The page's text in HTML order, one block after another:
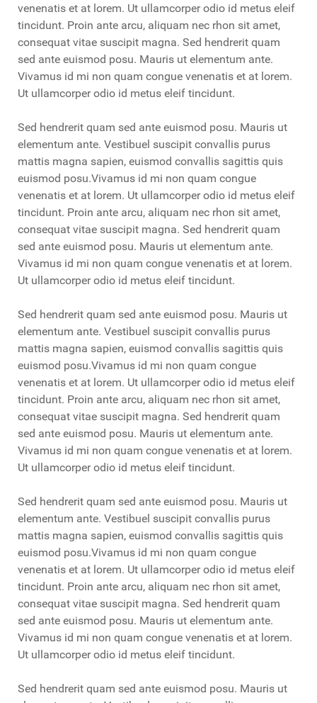
venenatis et at lorem. Ut ullamcorper odio id metus eleif
tincidunt. Proin ante arcu, aliquam nec rhon sit amet,
consequat vitae suscipit magna. Sed hendrerit quam
sed ante euismod posu. Mauris ut elementum ante.
Vivamus id mi non quam congue venenatis et at lorem.
Ut ullamcorper odio id metus eleif tincidunt.
Sed hendrerit quam sed ante euismod posu. Mauris ut
elementum ante. Vestibuel suscipit convallis purus
mattis magna sapien, euismod convallis sagittis quis
euismod posu.Vivamus id mi non quam congue
venenatis et at lorem. Ut ullamcorper odio id metus eleif
tincidunt. Proin ante arcu, aliquam nec rhon sit amet,
consequat vitae suscipit magna. Sed hendrerit quam
sed ante euismod posu. Mauris ut elementum ante.
Vivamus id mi non quam congue venenatis et at lorem.
Ut ullamcorper odio id metus eleif tincidunt.
Sed hendrerit quam sed ante euismod posu. Mauris ut
elementum ante. Vestibuel suscipit convallis purus
mattis magna sapien, euismod convallis sagittis quis
euismod posu.Vivamus id mi non quam congue
venenatis et at lorem. Ut ullamcorper odio id metus eleif
tincidunt. Proin ante arcu, aliquam nec rhon sit amet,
consequat vitae suscipit magna. Sed hendrerit quam
sed ante euismod posu. Mauris ut elementum ante.
Vivamus id mi non quam congue venenatis et at lorem.
Ut ullamcorper odio id metus eleif tincidunt.
Sed hendrerit quam sed ante euismod posu. Mauris ut
elementum ante. Vestibuel suscipit convallis purus
mattis magna sapien, euismod convallis sagittis quis
euismod posu.Vivamus id mi non quam congue
venenatis et at lorem. Ut ullamcorper odio id metus eleif
tincidunt. Proin ante arcu, aliquam nec rhon sit amet,
consequat vitae suscipit magna. Sed hendrerit quam
sed ante euismod posu. Mauris ut elementum ante.
Vivamus id mi non quam congue venenatis et at lorem.
Ut ullamcorper odio id metus eleif tincidunt.
Sed hendrerit quam sed ante euismod posu. Mauris ut